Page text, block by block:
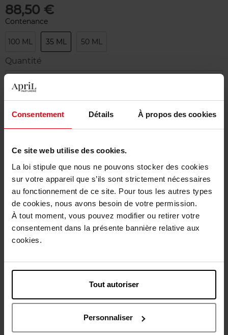
Consentement Détails À propos des cookies
Ce site web utilise des cookies.
La loi stipule que nous ne pouvons stocker des cookies
sur votre appareil que s’ils sont strictement nécessaires
au fonctionnement de ce site. Pour tous les autres types
de cookies, nous avons besoin de votre permission.
À tout moment, vous pouvez modifier ou retirer votre
consentement dans la présente bannière relative aux
cookies.
Tout autoriser
Personnaliser
88,50 €
Contenance
100 ML 35 ML 50 ML
Quantité
Livraison
Livraison gratuite à partir de 50€
Retour gratuit dans votre magasin
Caractéristiques